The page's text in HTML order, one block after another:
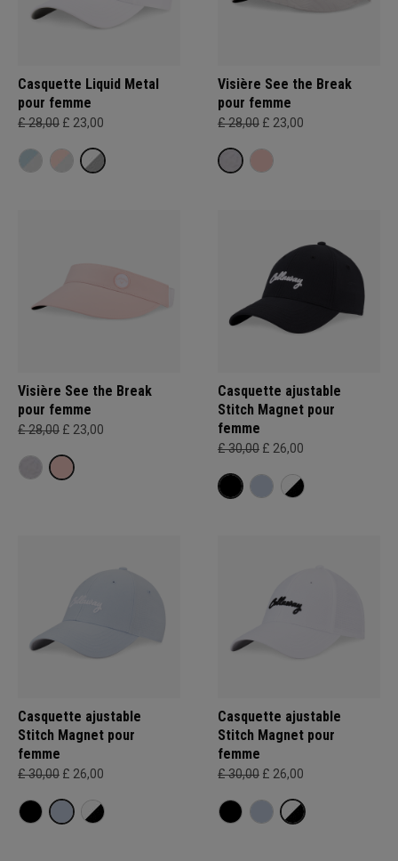
Casquette Liquid Metal
pour femme
£ 28,00 £ 23,00
Visière See the Break
pour femme
£ 28,00 £ 23,00
Visière See the Break
pour femme
£ 28,00 £ 23,00
Casquette ajustable
Stitch Magnet pour
femme
£ 30,00 £ 26,00
Casquette ajustable
Stitch Magnet pour
femme
£ 30,00 £ 26,00
Casquette ajustable
Stitch Magnet pour
femme
£ 30,00 £ 26,00